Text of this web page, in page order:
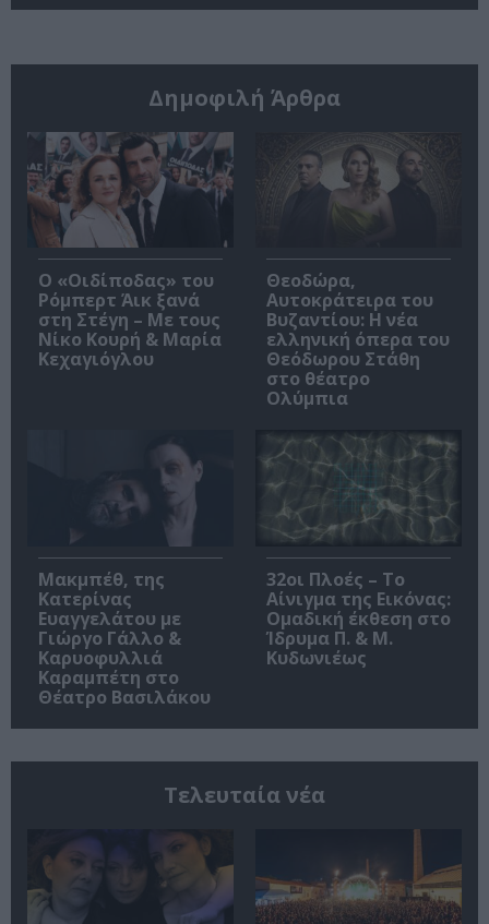
Δημοφιλή Άρθρα
O «Οιδίποδας» του
Ρόμπερτ Άικ ξανά
στη Στέγη – Με τους
Νίκο Κουρή & Μαρία
Κεχαγιόγλου
Θεοδώρα,
Αυτοκράτειρα του
Βυζαντίου: Η νέα
ελληνική όπερα του
Θεόδωρου Στάθη
στο θέατρο
Ολύμπια
Μακμπέθ, της
Κατερίνας
Ευαγγελάτου με
Γιώργο Γάλλο &
Καρυοφυλλιά
Καραμπέτη στο
Θέατρο Βασιλάκου
32οι Πλοές – Το
Αίνιγμα της Εικόνας:
Ομαδική έκθεση στο
Ίδρυμα Π. & Μ.
Κυδωνιέως
Τελευταία νέα